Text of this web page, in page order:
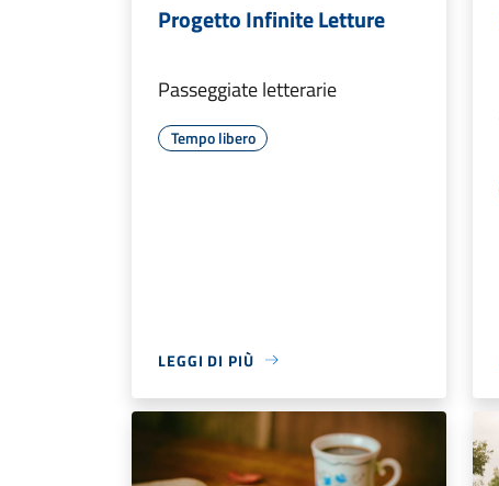
Progetto Infinite Letture
Passeggiate letterarie
Tempo libero
LEGGI DI PIÙ